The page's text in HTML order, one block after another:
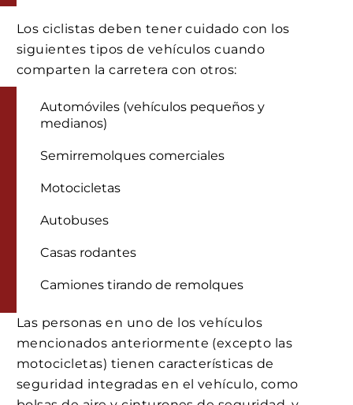
Los ciclistas deben tener cuidado con los
siguientes tipos de vehículos cuando
comparten la carretera con otros:
Automóviles (vehículos pequeños y
medianos)
Semirremolques comerciales
Motocicletas
Autobuses
Casas rodantes
Camiones tirando de remolques
Las personas en uno de los vehículos
mencionados anteriormente (excepto las
motocicletas) tienen características de
seguridad integradas en el vehículo, como